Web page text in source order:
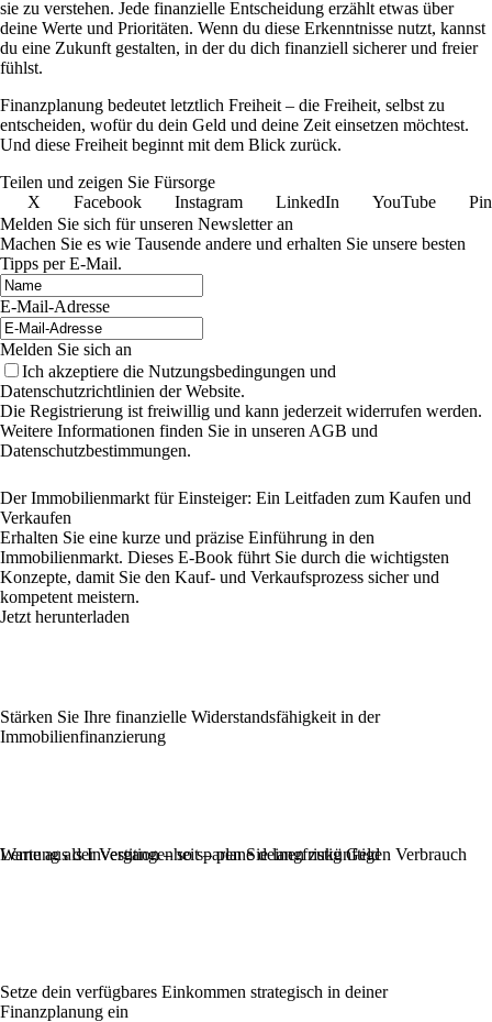
sie zu verstehen. Jede finanzielle Entscheidung erzählt etwas über
deine Werte und Prioritäten. Wenn du diese Erkenntnisse nutzt, kannst
du eine Zukunft gestalten, in der du dich finanziell sicherer und freier
fühlst.
Finanzplanung bedeutet letztlich Freiheit – die Freiheit, selbst zu
entscheiden, wofür du dein Geld und deine Zeit einsetzen möchtest.
Und diese Freiheit beginnt mit dem Blick zurück.
Teilen und zeigen Sie Fürsorge
X
Facebook Instagram LinkedIn YouTube
Melden Sie sich für unseren Newsletter an
Machen Sie es wie Tausende andere und erhalten Sie unsere besten
Tipps per E-Mail.
E-Mail-Adresse
Melden Sie sich an
Ich akzeptiere die Nutzungsbedingungen und
Datenschutzrichtlinien der Website.
Die Registrierung ist freiwillig und kann jederzeit widerrufen werden.
Weitere Informationen finden Sie in unseren AGB und
Datenschutzbestimmungen.
Der Immobilienmarkt für Einsteiger: Ein Leitfaden zum Kaufen und
Verkaufen
Erhalten Sie eine kurze und präzise Einführung in den
Immobilienmarkt. Dieses E-Book führt Sie durch die wichtigsten
Konzepte, damit Sie den Kauf- und Verkaufsprozess sicher und
kompetent meistern.
Jetzt herunterladen
Stärken Sie Ihre finanzielle Widerstandsfähigkeit in der
Immobilienfinanzierung
Wartung als Investition – so sparen Sie langfristig Geld
Setze dein verfügbares Einkommen strategisch in deiner
Finanzplanung ein
Lerne aus der Vergangenheit – plane deinen zukünftigen Verbrauch